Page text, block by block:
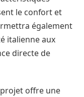
le confort et
également
italienne aux
directe de
projet offre une